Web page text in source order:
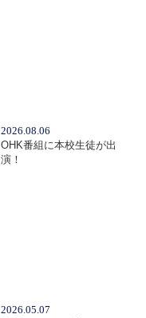
2026.08.06
OHK番組に本校生徒が出
演！
2026.05.07